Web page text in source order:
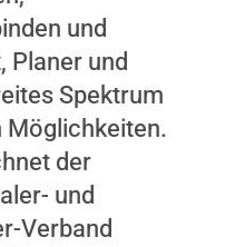
und
Planer und
Spektrum
Möglichkeiten.
der
und
Verband